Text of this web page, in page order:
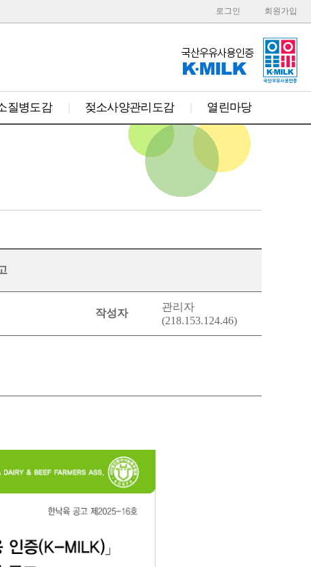
로그인 회원가입
질병도감 젖소사양관리도감 열린마당
작성자
관리자
(218.153.124.46)